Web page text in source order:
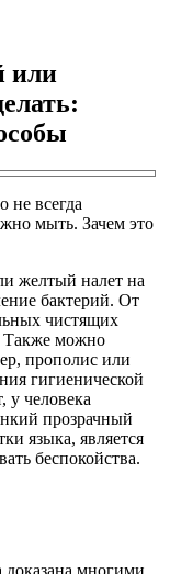
или
не всегда
мыть. Зачем это
желтый налет на
бактерий. От
чистящих
Также можно
прополис или
гигиенической
у человека
прозрачный
языка, является
беспокойства.
доказана многими